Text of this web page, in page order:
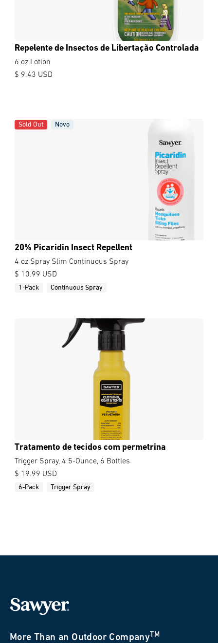
Repelente de Insectos de Libertação Controlada
6 oz Lotion
$ 9.43 USD
Sold Out Novo
20% Picaridin Insect Repellent
4 oz Spray Slim Continuous Spray
$ 10.99 USD
1-Pack Continuous Spray
Tratamento de tecidos com permetrina
Trigger Spray, 4.5-Ounce, 6 Bottles
$ 19.99 USD
6-Pack Trigger Spray
More Than an Outdoor CompanyTM